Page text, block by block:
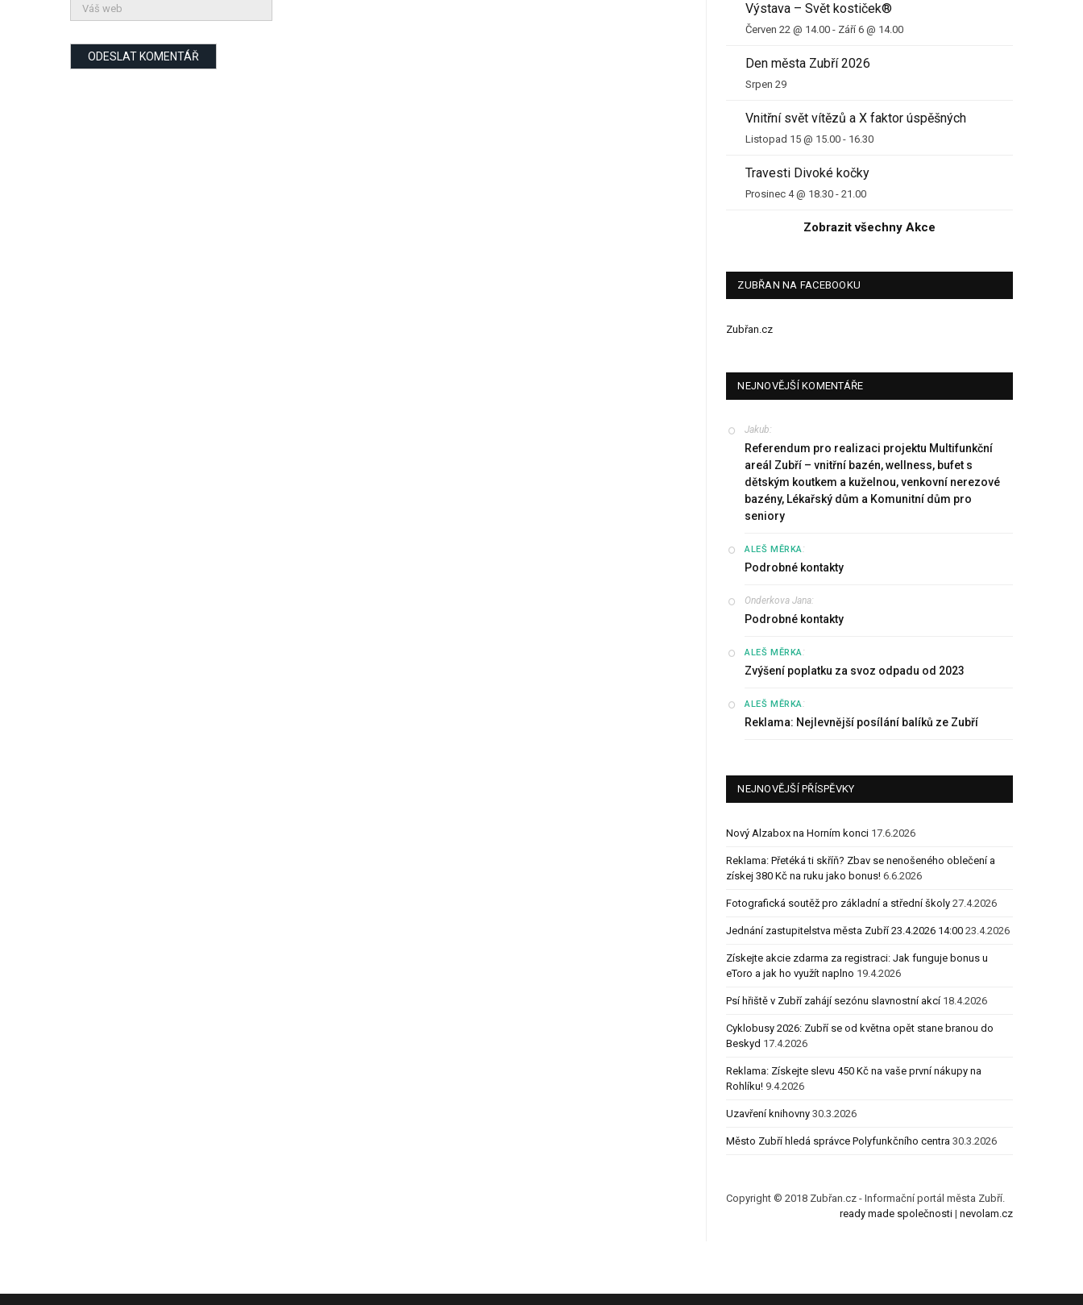
Výstava – Svět kostiček®
Červen 22 @ 14.00 - Září 6 @ 14.00
Den města Zubří 2026
Srpen 29
Vnitřní svět vítězů a X faktor úspěšných
Listopad 15 @ 15.00 - 16.30
Travesti Divoké kočky
Prosinec 4 @ 18.30 -21.00
Zobrazit všechny Akce
ZUBŘAN NA FACEBOOKU
Zubřan.cz
NEJNOVĚJŠÍ KOMENTÁŘE
Jakub:
Referendum pro realizaci projektu Multifunkční
areál Zubří – vnitřní bazén, wellness, bufet s
dětským koutkem a kuželnou, venkovní nerezové
bazény, Lékařský dům a Komunitní dům pro
seniory
ALEŠ MĚRKA:
Podrobné kontakty
Onderkova Jana:
Podrobné kontakty
ALEŠ MĚRKA:
Zvýšení poplatku za svoz odpadu od 2023
ALEŠ MĚRKA:
Reklama: Nejlevnější posílání balíků ze Zubří
NEJNOVĚJŠÍ PŘÍSPĚVKY
Nový Alzabox na Horním konci 17.6.2026
Reklama: Přetéká ti skříň? Zbav se nenošeného oblečení a
získej 380 Kč na ruku jako bonus! 6.6.2026
Fotografická soutěž pro základní a střední školy 27.4.2026
Jednání zastupitelstva města Zubří 23.4.2026 14:00 23.4.2026
Získejte akcie zdarma za registraci: Jak funguje bonus u
eToro a jak ho využít naplno 19.4.2026
Psí hřiště v Zubří zahájí sezónu slavnostní akcí 18.4.2026
Cyklobusy 2026: Zubří se od května opět stane branou do
Beskyd 17.4.2026
Reklama: Získejte slevu 450 Kč na vaše první nákupy na
Rohlíku! 9.4.2026
Uzavření knihovny 30.3.2026
Město Zubří hledá správce Polyfunkčního centra 30.3.2026
Copyright © 2018 Zubřan.cz - Informační portál města Zubří.
ready made společnosti| nevolam.cz